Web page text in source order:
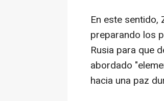
En este sentido,
preparando los
Rusia para que
abordado
hacia una paz